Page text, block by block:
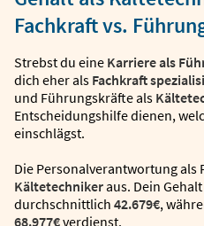
Fachkraft vs.
Strebst du eine Karriere als
dich eher als Fachkraft
und Führungskräfte als
Entscheidungshilfe dienen,
einschlägst.
Die Personalverantwortung als
Kältetechnikeraus. Dein
durchschnittlich 42.679€,
68.977€verdienst.